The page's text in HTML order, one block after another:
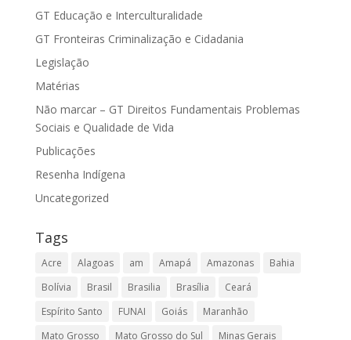
GT Educação e Interculturalidade
GT Fronteiras Criminalização e Cidadania
Legislação
Matérias
Não marcar – GT Direitos Fundamentais Problemas
Sociais e Qualidade de Vida
Publicações
Resenha Indígena
Uncategorized
Tags
Acre Alagoas am Amapá Amazonas
Bahia
Bolívia
Brasil Brasilia Brasília
Ceará
Espírito Santo
FUNAI Goiás
Maranhão
Mato Grosso
Mato Grosso do Sul
Minas Gerais